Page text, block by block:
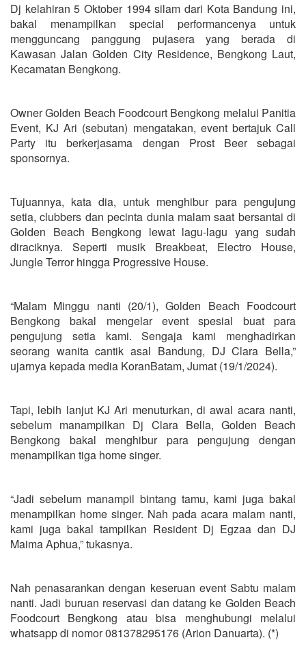
Dj kelahiran 5 Oktober 1994 silam dari Kota Bandung ini,
bakal menampilkan special performancenya untuk
mengguncang panggung pujasera yang berada di
Kawasan Jalan Golden City Residence, Bengkong Laut,
Kecamatan Bengkong.
Owner Golden Beach Foodcourt Bengkong melalui Panitia
Event, KJ Ari (sebutan) mengatakan, event bertajuk Call
Party itu berkerjasama dengan Prost Beer sebagai
sponsornya.
Tujuannya, kata dia, untuk menghibur para pengujung
setia, clubbers dan pecinta dunia malam saat bersantai di
Golden Beach Bengkong lewat lagu-lagu yang sudah
diraciknya. Seperti musik Breakbeat, Electro House,
Jungle Terror hingga Progressive House.
“Malam Minggu nanti (20/1), Golden Beach Foodcourt
Bengkong bakal mengelar event spesial buat para
pengujung setia kami. Sengaja kami menghadirkan
seorang wanita cantik asal Bandung, DJ Clara Bella,”
ujarnya kepada media KoranBatam, Jumat (19/1/2024).
Tapi, lebih lanjut KJ Ari menuturkan, di awal acara nanti,
sebelum manampilkan Dj Clara Bella, Golden Beach
Bengkong bakal menghibur para pengujung dengan
menampilkan tiga home singer.
“Jadi sebelum manampil bintang tamu, kami juga bakal
menampilkan home singer. Nah pada acara malam nanti,
kami juga bakal tampilkan Resident Dj Egzaa dan DJ
Maima Aphua,” tukasnya.
Nah penasarankan dengan keseruan event Sabtu malam
nanti. Jadi buruan reservasi dan datang ke Golden Beach
Foodcourt Bengkong atau bisa menghubungi melalui
whatsapp di nomor 081378295176 (Arion Danuarta). (*)